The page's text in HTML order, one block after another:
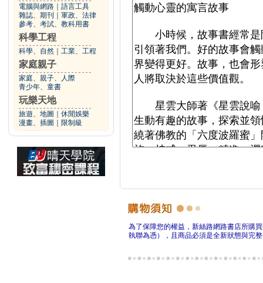
電腦與網路
語言工具
雜誌、期刊
軍政、法律
參考、考試、教科用書
科學工程
科學、自然 工業、工程
家庭親子
家庭、親子、人際
青少年、童書
玩樂天地
旅遊、地圖
休閒娛樂
漫畫、插圖
限制級
為了保障您的權益，新絲路網路書店所購
執聯為憑），且商品必須是全新狀態與完